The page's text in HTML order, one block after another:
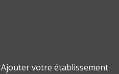
Ajouter votre établissement